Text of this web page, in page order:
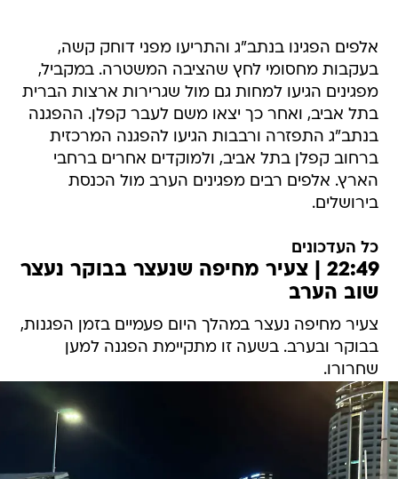
אלפים הפגינו בנתב"ג והתריעו מפני דוחק קשה,
בעקבות מחסומי לחץ שהציבה המשטרה. במקביל,
מפגינים הגיעו למחות גם מול שגרירות ארצות הברית
בתל אביב, ואחר כך יצאו משם לעבר קפלן. ההפגנה
בנתב"ג התפזרה ורבבות הגיעו להפגנה המרכזית
ברחוב קפלן בתל אביב, ולמוקדים אחרים ברחבי
הארץ. אלפים רבים מפגינים הערב מול הכנסת
בירושלים.
כל העדכונים
22:49 | צעיר מחיפה שנעצר בבוקר נעצר
שוב הערב
צעיר מחיפה נעצר במהלך היום פעמיים בזמן הפגנות,
בבוקר ובערב. בשעה זו מתקיימת הפגנה למען
שחרורו.